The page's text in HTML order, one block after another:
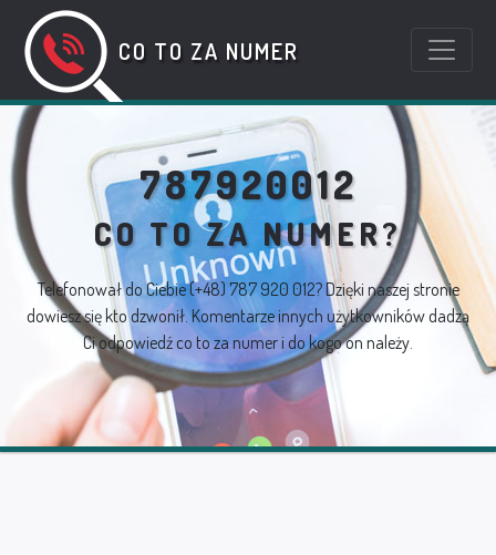
CO TO ZA NUMER
787920012
CO TO ZA NUMER?
Telefonował do Ciebie(+48) 787 920 012? Dzięki naszej stronie
dowiesz się kto dzwonił. Komentarze innych użytkowników dadzą
Ci odpowiedź co to za numer i do kogo on należy.